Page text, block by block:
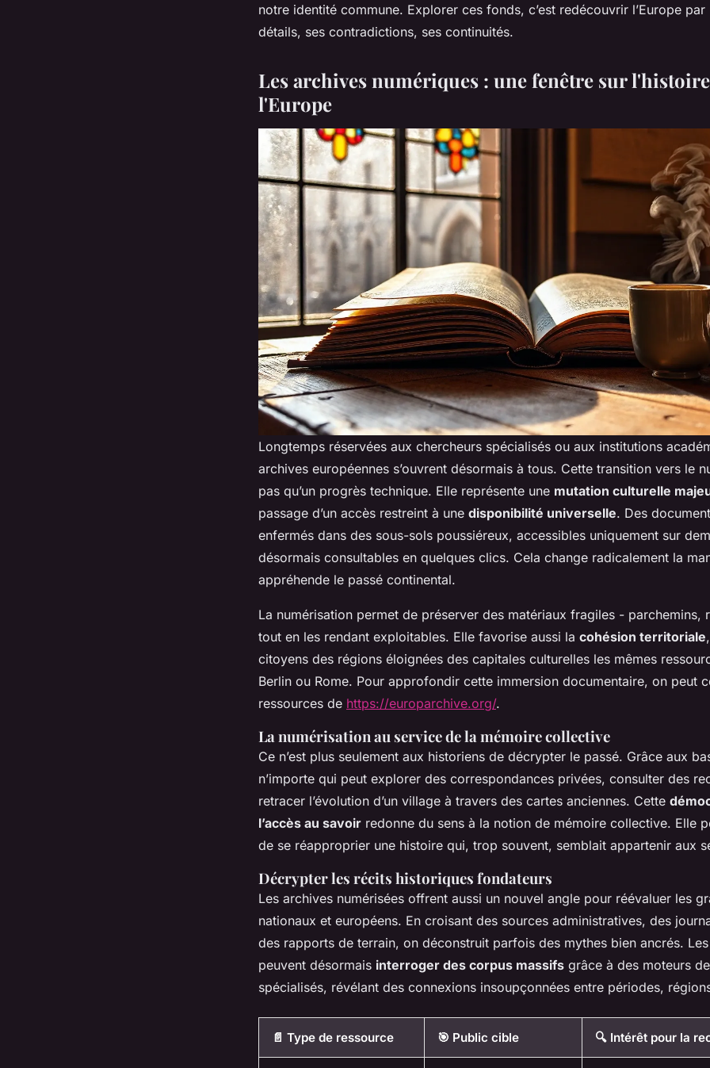
notre identité commune. Explorer ces fonds, c’est redécouvrir l’Europe
détails, ses contradictions, ses continuités.
Les archives numériques : une fenêtre sur
l'Europe
Longtemps réservées aux chercheurs spécialisés ou aux institutions
archives européennes s’ouvrent désormais à tous. Cette transition vers le
pas qu’un progrès technique. Elle représente une mutation culturelle
passage d’un accès restreint à une disponibilité universelle. Des
enfermés dans des sous-sols poussiéreux, accessibles uniquement sur
désormais consultables en quelques clics. Cela change radicalement la
appréhende le passé continental.
La numérisation permet de préserver des matériaux fragiles - parchemins,
tout en les rendant exploitables. Elle favorise aussi la cohésion territoriale
citoyens des régions éloignées des capitales culturelles les mêmes
Berlin ou Rome. Pour approfondir cette immersion documentaire, on peut
ressources de https://europarchive.org/.
La numérisation au service de la mémoire collective
Ce n’est plus seulement aux historiens de décrypter le passé. Grâce aux
n’importe qui peut explorer des correspondances privées, consulter des
retracer l’évolution d’un village à travers des cartes anciennes. Cette
l’accès au savoir redonne du sens à la notion de mémoire collective. Elle
de se réapproprier une histoire qui, trop souvent, semblait appartenir aux
Décrypter les récits historiques fondateurs
Les archives numérisées offrent aussi un nouvel angle pour réévaluer les
nationaux et européens. En croisant des sources administratives, des
des rapports de terrain, on déconstruit parfois des mythes bien ancrés.
peuvent désormais interroger des corpus massifs grâce à des moteurs
spécialisés, révélant des connexions insoupçonnées entre périodes,
📄 Type de ressource 🎯 Public cible 🔍 Intérêt pour la